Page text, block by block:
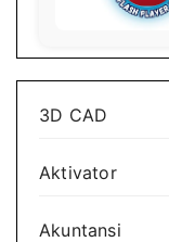
3D CAD
Aktivator
Akuntansi